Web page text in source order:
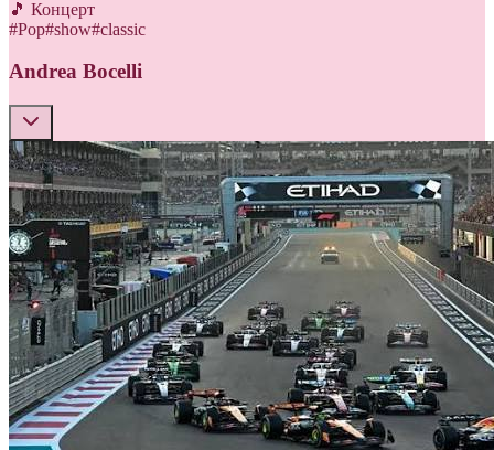
🎵 Концерт
#Pop#show#classic
Andrea Bocelli